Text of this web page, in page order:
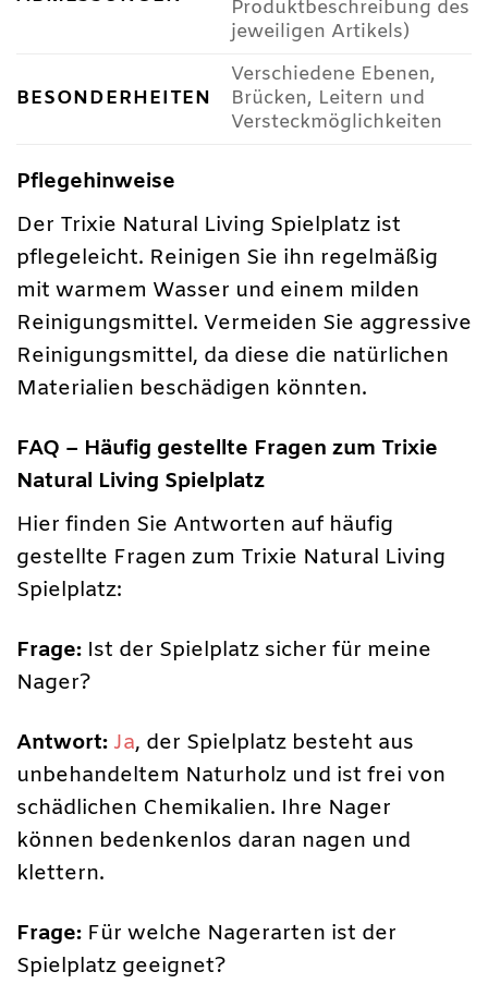
Produktbeschreibung des
jeweiligen Artikels)
BESONDERHEITEN
Verschiedene Ebenen,
Brücken, Leitern und
Versteckmöglichkeiten
Pflegehinweise
Der Trixie Natural Living Spielplatz ist
pflegeleicht. Reinigen Sie ihn regelmäßig
mit warmem Wasser und einem milden
Reinigungsmittel. Vermeiden Sie aggressive
Reinigungsmittel, da diese die natürlichen
Materialien beschädigen könnten.
FAQ – Häufig gestellte Fragen zum Trixie
Natural Living Spielplatz
Hier finden Sie Antworten auf häufig
gestellte Fragen zum Trixie Natural Living
Spielplatz:
Frage: Ist der Spielplatz sicher für meine
Nager?
Antwort: Ja, der Spielplatz besteht aus
unbehandeltem Naturholz und ist frei von
schädlichen Chemikalien. Ihre Nager
können bedenkenlos daran nagen und
klettern.
Frage: Für welche Nagerarten ist der
Spielplatz geeignet?